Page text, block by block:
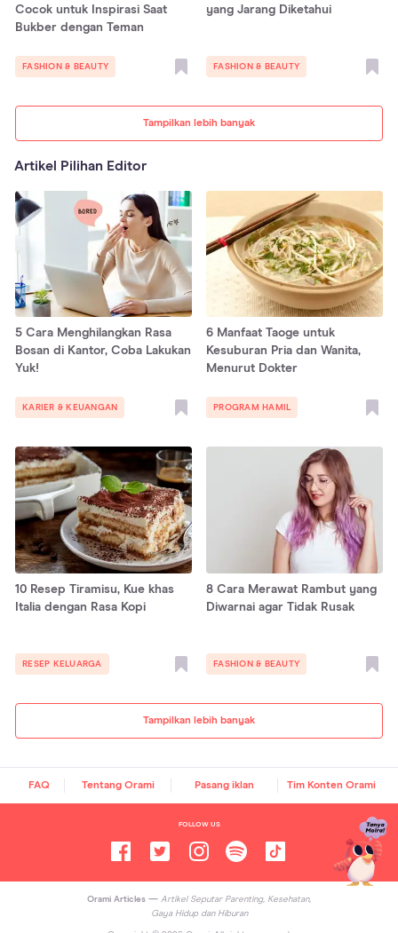
Tampilkan lebih banyak
Cocok untuk Inspirasi Saat
Bukber dengan Teman
FASHION & BEAUTY
yang Jarang Diketahui
FASHION & BEAUTY
Artikel Pilihan Editor
Tampilkan lebih banyak
5 Cara Menghilangkan Rasa
Bosan di Kantor, Coba Lakukan
Yuk!
KARIER & KEUANGAN
6 Manfaat Taoge untuk
Kesuburan Pria dan Wanita,
Menurut Dokter
PROGRAM HAMIL
10 Resep Tiramisu, Kue khas
Italia dengan Rasa Kopi
RESEP KELUARGA
8 Cara Merawat Rambut yang
Diwarnai agar Tidak Rusak
FASHION & BEAUTY
FAQ Tentang Orami Pasang iklan Tim Konten Orami
FOLLOW US
Orami Articles — Artikel Seputar Parenting, Kesehatan,
Gaya Hidup dan Hiburan